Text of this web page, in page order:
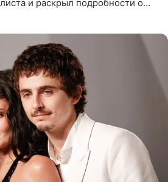
и раскрыл подробности о